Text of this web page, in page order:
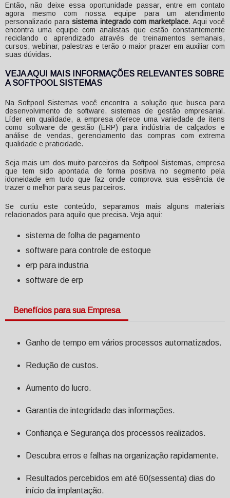
Então, não deixe essa oportunidade passar, entre em contato
agora mesmo com nossa equipe para um atendimento
personalizado para sistema integrado com marketplace. Aqui você
encontra uma equipe com analistas que estão constantemente
reciclando o aprendizado através de treinamentos semanais,
cursos, webinar, palestras e terão o maior prazer em auxiliar com
suas dúvidas.
VEJA AQUI MAIS INFORMAÇÕES RELEVANTES SOBRE
A SOFTPOOL SISTEMAS
Na Softpool Sistemas você encontra a solução que busca para
desenvolvimento de software, sistemas de gestão empresarial.
Líder em qualidade, a empresa oferece uma variedade de itens
como software de gestão (ERP) para indústria de calçados e
análise de vendas, gerenciamento das compras com extrema
qualidade e praticidade.
Seja mais um dos muito parceiros da Softpool Sistemas, empresa
que tem sido apontada de forma positiva no segmento pela
idoneidade em tudo que faz onde comprova sua essência de
trazer o melhor para seus parceiros.
Se curtiu este conteúdo, separamos mais alguns materiais
relacionados para aquilo que precisa. Veja aqui:
sistema de folha de pagamento
software para controle de estoque
erp para industria
software de erp
Benefícios para sua Empresa
Ganho de tempo em vários processos automatizados.
Redução de custos.
Aumento do lucro.
Garantia de integridade das informações.
Confiança e Segurança dos processos realizados.
Descubra erros e falhas na organização rapidamente.
Resultados percebidos em até 60(sessenta) dias do
início da implantação.